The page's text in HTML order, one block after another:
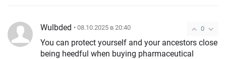
0
Wulbded • 08.10.2025 в 20:40
You can protect yourself and your ancestors close
being heedful when buying pharmaceutical